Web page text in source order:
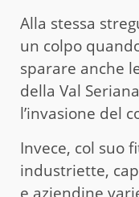
Alla stessa
un colpo
sparare anche
della Val
l’invasione del
Invece, col suo
industriette,
e aziendine